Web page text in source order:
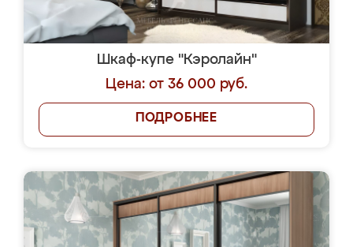
Шкаф-купе "Кэролайн"
Цена: от 36 000 руб.
ПОДРОБНЕЕ